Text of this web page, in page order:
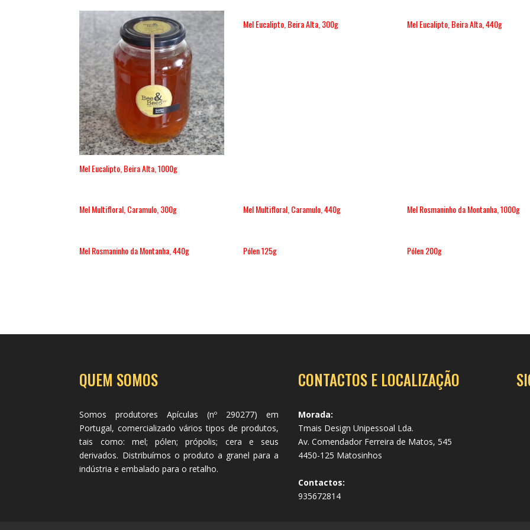
Mel Eucalipto, Beira Alta, 1000g
Mel Eucalipto, Beira Alta, 300g Mel Eucalipto, Beira Alta, 440g
Mel Multifloral, Caramulo, 300g Mel Multifloral, Caramulo, 440g Mel Rosmaninho da Montanha, 1000g
Mel Rosmaninho da Montanha, 440g Pólen 125g Pólen 200g
QUEM SOMOS
Somos produtores Apículas (nº 290277) em
Portugal, comercializado vários tipos de produtos,
tais como: mel; pólen; própolis; cera e seus
derivados. Distribuímos o produto a granel para a
indústria e embalado para o retalho.
CONTACTOS E LOCALIZAÇÃO
Morada:
Tmais Design Unipessoal Lda.
Av. Comendador Ferreira de Matos, 545
4450-125 Matosinhos
Contactos:
935672814